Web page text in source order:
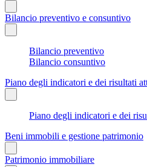
Bilancio preventivo e consuntivo
Bilancio preventivo
Bilancio consuntivo
Piano degli indicatori e dei risultati
Piano degli indicatori e dei
Beni immobili e gestione patrimonio
Patrimonio immobiliare